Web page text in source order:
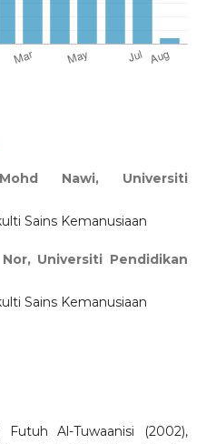
Mohd Nawi, Universiti
Sains Kemanusiaan
Universiti Pendidikan
Sains Kemanusiaan
Al-Tuwaanisi (2002),